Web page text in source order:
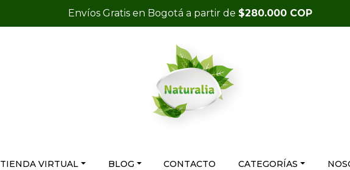
Envíos Gratis en Bogotá a partir de $280.000 COP
TIENDA VIRTUAL BLOG CONTACTO CATEGORÍAS